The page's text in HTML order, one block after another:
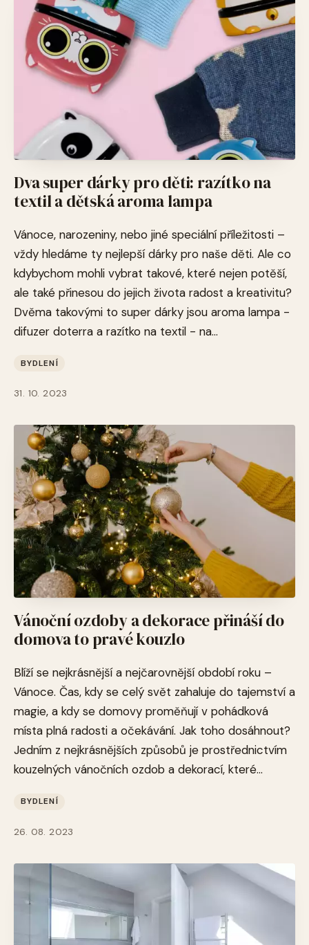
Dva super dárky pro děti: razítko na
textil a dětská aroma lampa
Vánoce, narozeniny, nebo jiné speciální příležitosti –
vždy hledáme ty nejlepší dárky pro naše děti. Ale co
kdybychom mohli vybrat takové, které nejen potěší,
ale také přinesou do jejich života radost a kreativitu?
Dvěma takovými to super dárky jsou aroma lampa -
difuzer doterra a razítko na textil - na...
BYDLENÍ
31. 10. 2023
Vánoční ozdoby a dekorace přináší do
domova to pravé kouzlo
Blíží se nejkrásnější a nejčarovnější období roku –
Vánoce. Čas, kdy se celý svět zahaluje do tajemství a
magie, a kdy se domovy proměňují v pohádková
místa plná radosti a očekávání. Jak toho dosáhnout?
Jedním z nejkrásnějších způsobů je prostřednictvím
kouzelných vánočních ozdob a dekorací, které...
BYDLENÍ
26. 08. 2023